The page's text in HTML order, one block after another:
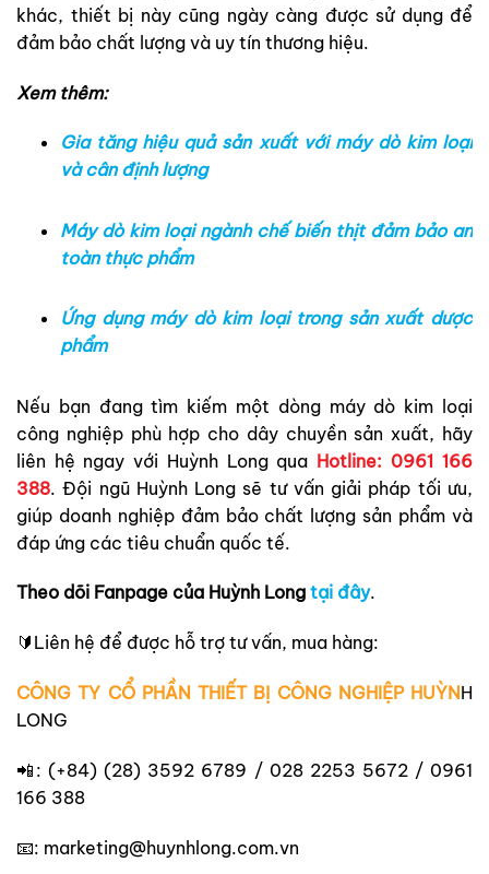
khác, thiết bị này cũng ngày càng được sử dụng để
đảm bảo chất lượng và uy tín thương hiệu.
Xem thêm:
Gia tăng hiệu quả sản xuất với máy dò kim loại
và cân định lượng
Máy dò kim loại ngành chế biến thịt đảm bảo an
toàn thực phẩm
Ứng dụng máy dò kim loại trong sản xuất dược
phẩm
Nếu bạn đang tìm kiếm một dòng máy dò kim loại
công nghiệp phù hợp cho dây chuyền sản xuất, hãy
liên hệ ngay với Huỳnh Long qua Hotline: 0961 166
388. Đội ngũ Huỳnh Long sẽ tư vấn giải pháp tối ưu,
giúp doanh nghiệp đảm bảo chất lượng sản phẩm và
đáp ứng các tiêu chuẩn quốc tế.
Theo dõi Fanpage của Huỳnh Long tại đây.
🔰Liên hệ để được hỗ trợ tư vấn, mua hàng:
CÔNG TY CỔ PHẦN THIẾT BỊ CÔNG NGHIỆP HUỲNH
LONG
📲: (+84) (28) 3592 6789 / 028 2253 5672 / 0961
166 388
📧: marketing@huynhlong.com.vn